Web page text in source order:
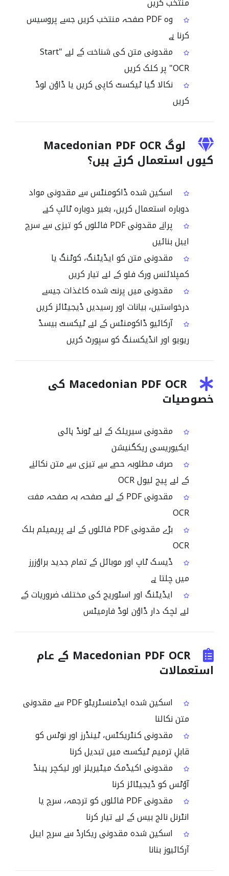
وہ PDF صفحہ منتخب کریں جسے پروسیس
کرنا ہے
مقدونی متن کی شناخت کے لیے "Start
OCR" پر کلک کریں
نکالا گیا ٹیکسٹ کاپی کریں یا ڈاؤن لوڈ
کریں
لوگ Macedonian PDF OCR
کیوں استعمال کرتے ہیں؟
اسکین شدہ ڈاکومنٹس سے مقدونی مواد
دوبارہ استعمال کریں، بغیر دوبارہ ٹائپ کیے
پرانے مقدونی PDF فائلوں کو تیزی سے سرچ
ایبل بنائیں
مقدونی متن کو ایڈیٹنگ، کوٹنگ یا
کمپلائنس ورک فلو کے لیے تیار کریں
مقدونی میں پرنٹ شدہ کاغذات جیسے
درخواستیں، بیانات اور رسیدیں ڈیجیٹائز کریں
آرکائیو ڈاکومنٹس کے لیے ٹیکسٹ بیسڈ
ریویو اور انڈیکسنگ کو سپورٹ کریں
Macedonian PDF OCR کی
خصوصیات
مقدونی سیریلک کے لیے ٹونڈ ہائی
ایکیوریسی ریکگنیشن
صرف مطلوبہ حصے سے تیزی سے متن نکالنے
کے لیے پیج لیول OCR
مقدونی PDF کے لیے صفحہ بہ صفحہ مفت
OCR
بڑے مقدونی PDF فائلوں کے لیے پریمیئم بلک
OCR
ڈیسک ٹاپ اور موبائل کے تمام جدید براؤزرز
میں چلتا ہے
ایڈیٹنگ اور اسٹوریج کی مختلف ضروریات کے
لیے لچک دار ڈاؤن لوڈ فارمیٹس
Macedonian PDF OCR کے عام
استعمالات
اسکین شدہ ایڈمنسٹریٹو PDF سے مقدونی
متن نکالنا
مقدونی کنٹریکٹس، ٹینڈرز اور نوٹس کو
قابلِ ترمیم ٹیکسٹ میں تبدیل کرنا
مقدونی اکیڈمک میٹیریلز اور لیکچر ہینڈ
آؤٹس کو ڈیجیٹائز کرنا
مقدونی PDF فائلوں کو ترجمہ، سرچ یا
انٹرنل نالج بیس کے لیے تیار کرنا
اسکین شدہ مقدونی ریکارڈ سے سرچ ایبل
آرکائیوز بنانا